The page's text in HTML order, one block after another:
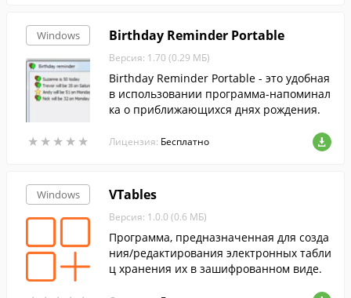
Windows
★ ★ ★ ★ ★
★ ★ ★ ★ ★
Birthday Reminder Portable
Версия: 1.70 (0.29 МБ)
Birthday Reminder Portable - это удобная
в использовании программа-напоминал
ка о приближающихся днях рождения.
Лицензия: Бесплатно
Windows VTables
Версия: 1.0.0 (0.6 МБ)
Программа, предназначенная для созда
ния/редактирования электронных табли
ц хранения их в зашифрованном виде.